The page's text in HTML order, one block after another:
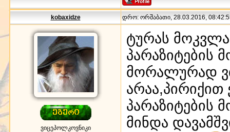
kobaxidze დრო: ორშაბათი, 28.03.2016,
ვიცეპოლკოვნიკი
ტურას
პარაზიტების
მორალურად
არაა,პირიქით
პარაზიტების
მინდა